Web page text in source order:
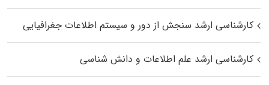
کارشناسی ارشد سنجش از دور و سیستم اطلاعات جغرافیایی
کارشناسی ارشد علم اطلاعات و دانش شناسی